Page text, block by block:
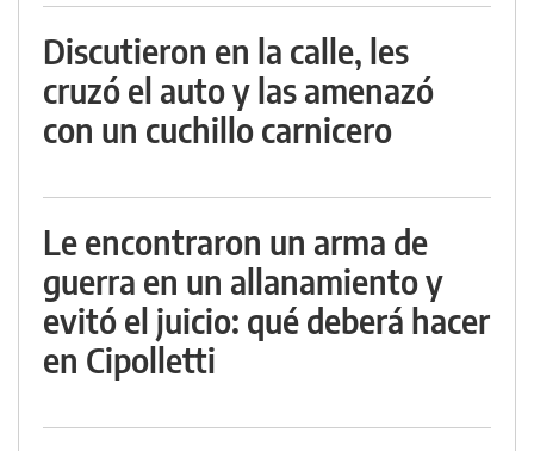
Discutieron en la calle, les
cruzó el auto y las amenazó
con un cuchillo carnicero
Le encontraron un arma de
guerra en un allanamiento y
evitó el juicio: qué deberá hacer
en Cipolletti